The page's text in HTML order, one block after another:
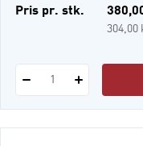
e-bog
Pris pr. stk.
1